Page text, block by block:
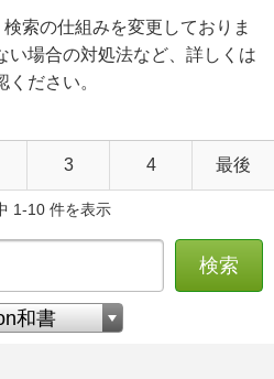
索の仕組みを変更しておりま
い場合の対処法など、詳しくは
ください。
3 4 最後
1-10 件を表示
検索